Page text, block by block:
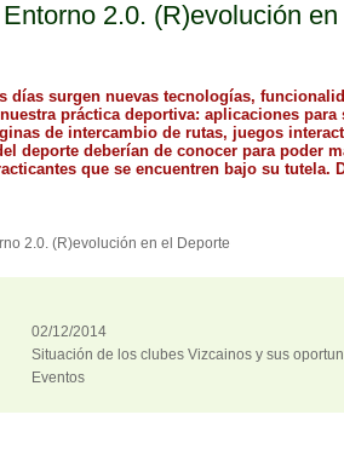
2.0. (R)evolución
días surgen nuevas tecnologías,
práctica deportiva: aplicaciones
de intercambio de rutas, juegos
deporte deberían de conocer para poder
que se encuentren bajo su tutela.
2.0. (R)evolución en el Deporte
02/12/2014
Situación de los clubes Vizcainos y sus
Eventos